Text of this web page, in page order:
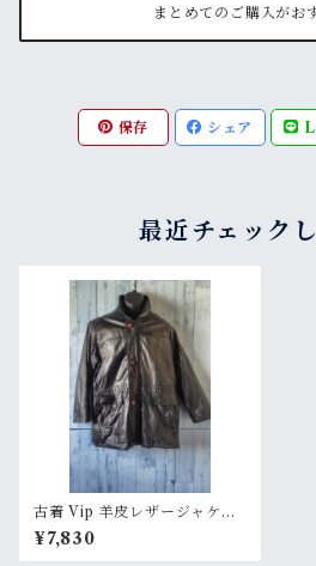
まとめてのご購入がお
保存 シェア
最近チェック
古着 Vip 羊皮レザージャケッ
ト カーコート 革ジャン サイズ
Ｍ RankB
¥7,830